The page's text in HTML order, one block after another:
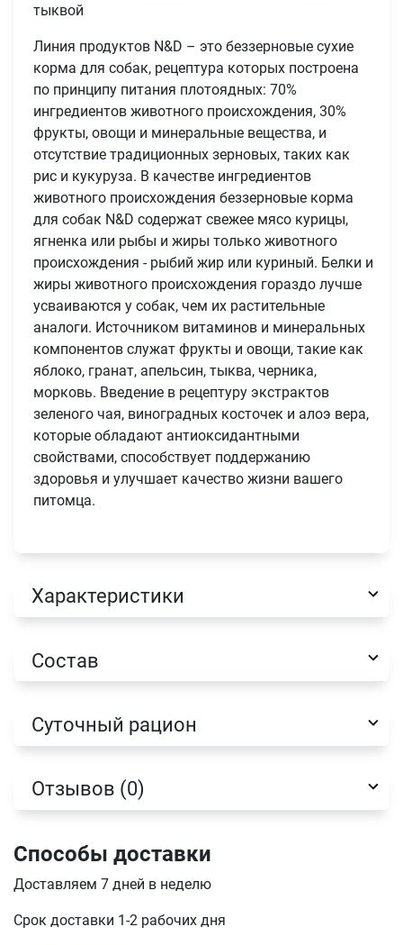
тыквой
Линия продуктов N&D – это беззерновые сухие
корма для собак, рецептура которых построена
по принципу питания плотоядных: 70%
ингредиентов животного происхождения, 30%
фрукты, овощи и минеральные вещества, и
отсутствие традиционных зерновых, таких как
рис и кукуруза. В качестве ингредиентов
животного происхождения беззерновые корма
для собак N&D содержат свежее мясо курицы,
ягненка или рыбы и жиры только животного
происхождения - рыбий жир или куриный. Белки и
жиры животного происхождения гораздо лучше
усваиваются у собак, чем их растительные
аналоги. Источником витаминов и минеральных
компонентов служат фрукты и овощи, такие как
яблоко, гранат, апельсин, тыква, черника,
морковь. Введение в рецептуру экстрактов
зеленого чая, виноградных косточек и алоэ вера,
которые обладают антиоксидантными
свойствами, способствует поддержанию
здоровья и улучшает качество жизни вашего
питомца.
Характеристики
Состав
Суточный рацион
Отзывов (0)
Способы доставки
Доставляем 7 дней в неделю
Срок доставки 1-2 рабочих дня
Оформить заказ
Имя
E-mail
отправить